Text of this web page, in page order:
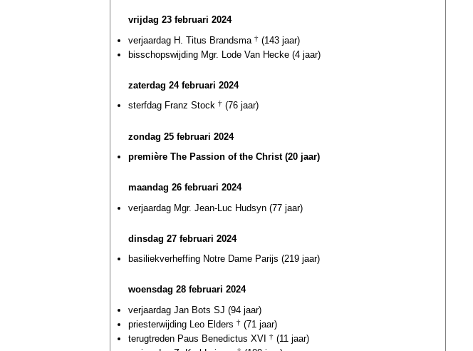
vrijdag 23 februari 2024
verjaardag H. Titus Brandsma † (143 jaar)
bisschopswijding Mgr. Lode Van Hecke (4 jaar)
zaterdag 24 februari 2024
sterfdag Franz Stock † (76 jaar)
zondag 25 februari 2024
première The Passion of the Christ (20 jaar)
maandag 26 februari 2024
verjaardag Mgr. Jean-Luc Hudsyn (77 jaar)
dinsdag 27 februari 2024
basiliekverheffing Notre Dame Parijs (219 jaar)
woensdag 28 februari 2024
verjaardag Jan Bots SJ (94 jaar)
priesterwijding Leo Elders † (71 jaar)
terugtreden Paus Benedictus XVI
† (11 jaar)